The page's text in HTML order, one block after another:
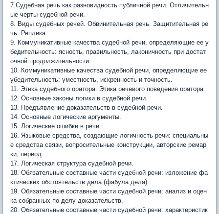
7.Судебная речь как разновидность публичной речи. Отличительн
ые черты судебной речи.
8. Виды судебных речей. Обвинительная речь. Защитительная ре
чь. Реплика.
9. Коммуникативные качества судебной речи, определяющие ее у
бедительность: ясность, правильность, лаконичность при достат
очной продолжительности.
10. Коммуникативные качества судебной речи, определяющие ее
убедительность: уместность, искренность и точность.
11. Этика судебного оратора. Этика речевого поведения оратора.
12. Основные законы логики в судебной речи.
13. Предъявление доказательств в судебной речи.
14. Основные логические аргументы.
15. Логические ошибки в речи.
16. Языковые средства, создающие логичность речи: специальны
е средства связи, вопросительные конструкции, авторские ремар
ки, период.
17. Логическая структура судебной речи.
18. Обязательные составные части судебной речи: изложение фа
ктических обстоятельств дела (фабула дела).
19. Обязательные составные части судебной речи: анализ и оцен
ка собранных по делу доказательств.
20. Обязательные составные части судебной речи: характеристик